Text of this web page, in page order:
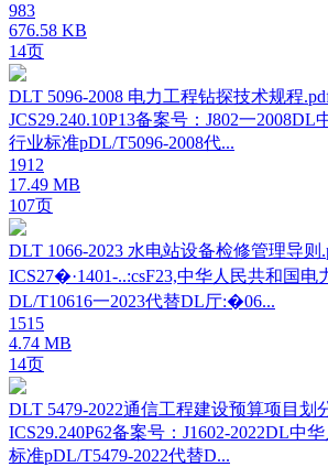
983
676.58 KB
14页
DLT 5096-2008 电力工程钻探技术规程
JCS29.240.10P13备案号：J802一
行业标准pDL/T5096-2008代...
1912
17.49 MB
107页
DLT 1066-2023 水电站设备检修管理导则
ICS27�·1401-..:csF23,中华人民共和国电
DL/T10616一2023代替DL厅:�06...
1515
4.74 MB
14页
DLT 5479-2022通信工程建设预算项目划
ICS29.240P62备案号：J1602-2022DL中
标准pDL/T5479-2022代替D...